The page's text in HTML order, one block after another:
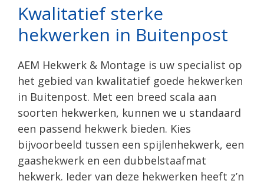
Kwalitatief sterke
hekwerken in Buitenpost
AEM Hekwerk & Montage is uw specialist op
het gebied van kwalitatief goede hekwerken
in Buitenpost. Met een breed scala aan
soorten hekwerken, kunnen we u standaard
een passend hekwerk bieden. Kies
bijvoorbeeld tussen een spijlenhekwerk, een
gaashekwerk en een dubbelstaafmat
hekwerk. Ieder van deze hekwerken heeft z’n